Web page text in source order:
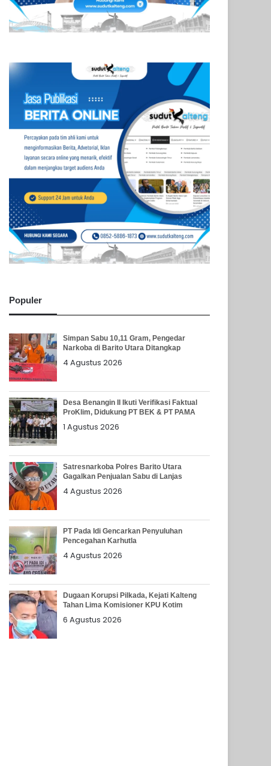
Populer
Simpan Sabu 10,11 Gram, Pengedar
Narkoba di Barito Utara Ditangkap
4 Agustus 2026
Desa Benangin II Ikuti Verifikasi Faktual
ProKlim, Didukung PT BEK & PT PAMA
1 Agustus 2026
Satresnarkoba Polres Barito Utara
Gagalkan Penjualan Sabu di Lanjas
4 Agustus 2026
PT Pada Idi Gencarkan Penyuluhan
Pencegahan Karhutla
4 Agustus 2026
Dugaan Korupsi Pilkada, Kejati Kalteng
Tahan Lima Komisioner KPU Kotim
6 Agustus 2026